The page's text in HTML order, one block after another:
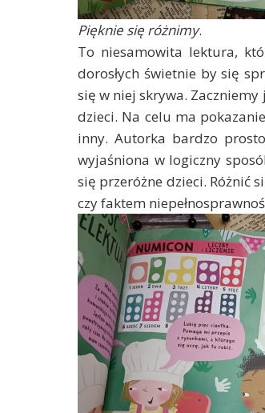
Pięknie się różnimy.
To niesamowita lektura,
dorosłych świetnie by się
się w niej skrywa.
dzieci. Na celu ma
inny. Autorka bardzo
wyjaśniona w logiczny
się przeróżne dzieci. Różnić
czy faktem